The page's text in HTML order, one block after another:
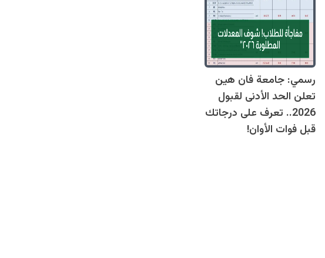
رسمي: جامعة فان هين
تعلن الحد الأدنى لقبول
2026.. تعرف على درجاتك
قبل فوات الأوان!